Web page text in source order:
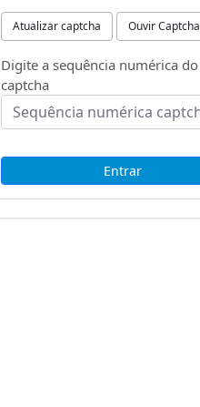
Atualizar captcha Ouvir Captcha
Digite a sequência numérica do
captcha